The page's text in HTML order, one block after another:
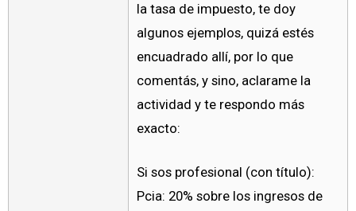
la tasa de impuesto, te doy
algunos ejemplos, quizá estés
encuadrado allí, por lo que
comentás, y sino, aclarame la
actividad y te respondo más
exacto:
Si sos profesional (con título):
Pcia: 20% sobre los ingresos de